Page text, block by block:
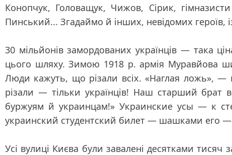
Конопчук, Головащук, Чижов, Сірик,
Пинський... Згадаймо й інших, невідомих героїв,
30 мільйонів замордованих українців — така
цього шляху. Зимою 1918 р. армія Муравйова
Люди кажуть, що різали всіх. «Наглая ложь», —
різали — тільки українців! Наш старший брат
буржуям й украинцам!» Украинские усы — к
украинский студентский билет — шашками его —
Усі вулиці Києва були завалені десятками